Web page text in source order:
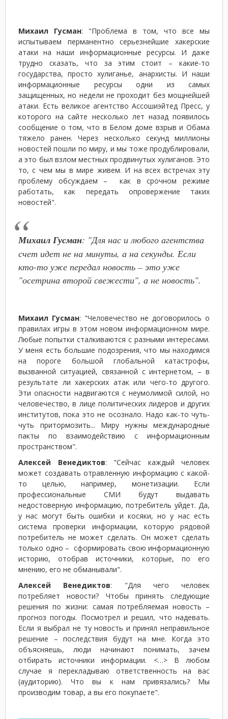
Михаил Гусман: "Проблема в том, что все мы
испытываем перманентно серьезнейшие хакерские
атаки на наши информационные ресурсы. И даже
трудно сказать, что за этим стоит – какие-то
государства, просто хулиганье, анархисты. И наши
информационные ресурсы одни из самых
защищенных, но недели не проходит без мощнейшей
атаки. Есть великое агентство Ассошиэйтед Пресс, у
которого на сайте несколько лет назад появилось
сообщение о том, что в Белом доме взрыв и Обама
тяжело ранен. Через несколько секунд миллионы
новостей пошли по миру, и мы тоже продублировали,
а это был взлом местных продвинутых хулиганов. Это
то, с чем мы в мире живем. И на всех встречах эту
проблему обсуждаем – как в срочном режиме
работать, как передать опровержение таких
новостей".
Михаил Гусман: "Для нас и любого агентства
счет идет не на минуты, а на секунды. Если
кто-то уже передал новость – это уже
"осетрина второй свежести", а не новость".
Михаил Гусман: "Человечество не договорилось о
правилах игры в этом новом информационном мире.
Любые попытки сталкиваются с разными интересами.
У меня есть большие подозрения, что мы находимся
на пороге большой глобальной катастрофы,
вызванной ситуацией, связанной с интернетом, – в
результате ли хакерских атак или чего-то другого.
Эти опасности надвигаются с неумолимой силой, но
человечество, в лице политических лидеров и других
институтов, пока это не осознало. Надо как-то чуть-
чуть притормозить... Миру нужны международные
пакты по взаимодействию с информационным
пространством".
Алексей Венедиктов: "Сейчас каждый человек
может создавать отравленную информацию с какой-
то целью, например, монетизации. Если
профессиональные СМИ будут выдавать
недостоверную информацию, потребитель уйдет. Да,
у нас могут быть ошибки и косяки, но у нас есть
система проверки информации, которую рядовой
потребитель не может сделать. Он может сделать
только одно – сформировать свою информационную
историю, отобрав источники, которые, по его
мнению, его не обманывали".
Алексей Венедиктов: "Для чего человек
потребляет новости? Чтобы принять следующие
решения по жизни: самая потребляемая новость –
прогноз погоды. Посмотрел и решил, что надевать.
Если я выбрал не ту новость и принял неправильное
решение – последствия будут на мне. Когда это
объясняешь, люди начинают понимать, зачем
отбирать источники информации. <…> В любом
случае я перекладываю ответственность на вас
(аудиторию). Что вы к нам привязались? Мы
производим товар, а вы его покупаете".